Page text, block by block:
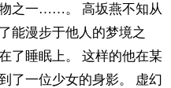
之一……。 高坂燕不知从
能漫步于他人的梦境之
了睡眠上。 这样的他在某
了一位少女的身影。 虚幻